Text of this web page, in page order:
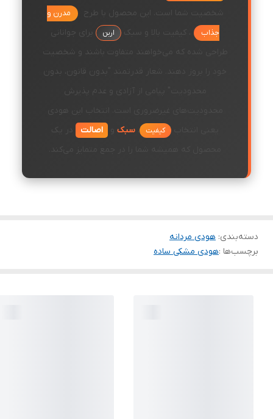
شخصیت شما است. این محصول با طرح
مدرن و
جذاب
اربن
برای جوانانی
طراحی شده که می‌خواهند متفاوت باشند و شخصیت
خود را بروز دهند. شعار قدرتمند "بدون قانون، بدون
کیفیت سبک اصالت
دسته‌بندی: هودی مردانه
برچسب‌ها :هودی مشکی ساده